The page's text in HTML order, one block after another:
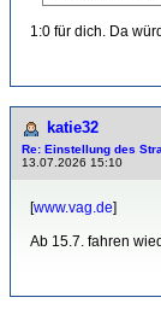
1:0 für dich. Da
katie32
Re: Einstellung des
13.07.2026 15:10
[www.vag.de]
Ab 15.7. fahren